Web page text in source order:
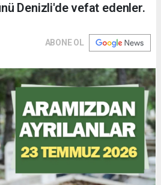
Denizli'de vefat edenler.
ABONE OL